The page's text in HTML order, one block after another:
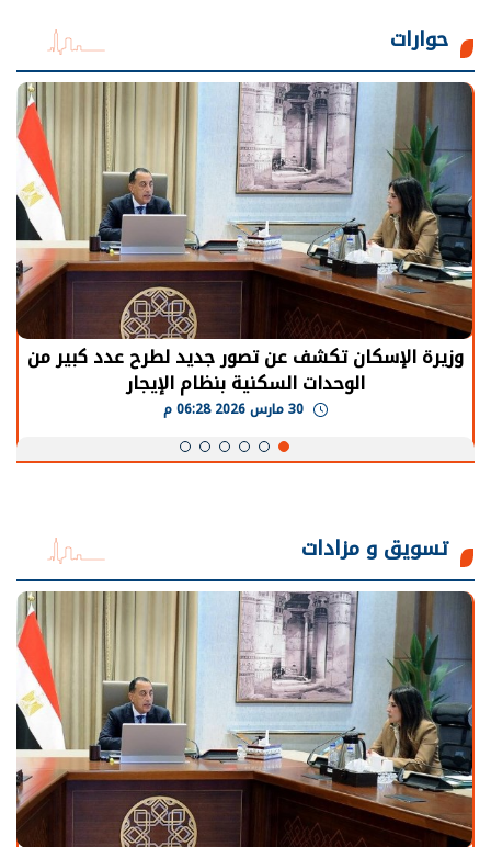
حوارات
وزيرة الإسكان تكشف عن تصور جديد لطرح عدد كبير من
الوحدات السكنية بنظام الإيجار
تسويق و مزادات